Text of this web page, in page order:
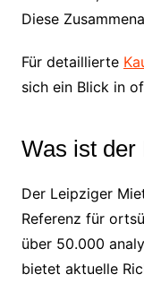
Diese
Für detaillierte
sich ein Blick in
Was ist der
Der Leipziger
Referenz für
über 50.000
bietet aktuelle